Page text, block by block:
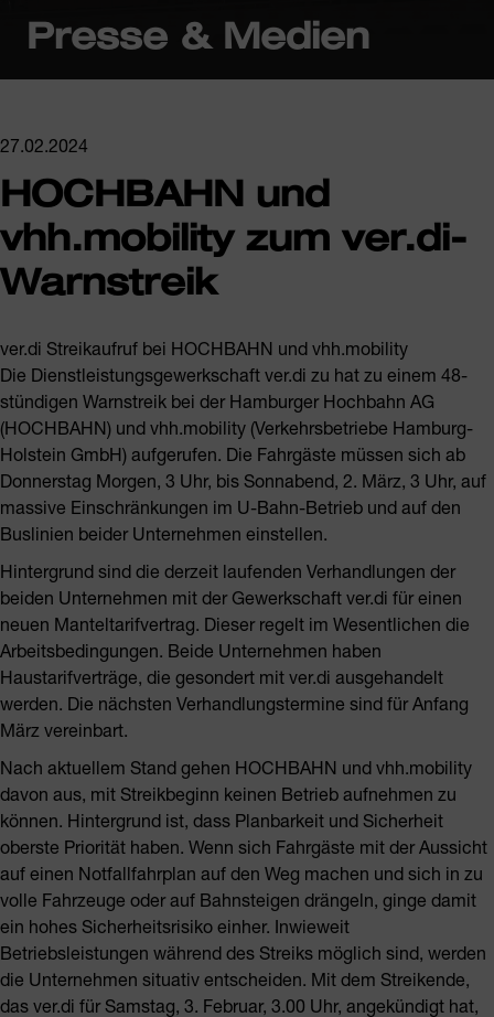
Presse & Medien
27.02.2024
HOCHBAHN und
vhh.mobility zum ver.di-
Warnstreik
ver.di Streikaufruf bei HOCHBAHN und vhh.mobility
Die Dienstleistungsgewerkschaft ver.di zu hat zu einem 48-
stündigen Warnstreik bei der Hamburger Hochbahn AG
(HOCHBAHN) und vhh.mobility (Verkehrsbetriebe Hamburg-
Holstein GmbH) aufgerufen. Die Fahrgäste müssen sich ab
Donnerstag Morgen, 3 Uhr, bis Sonnabend, 2. März, 3 Uhr, auf
massive Einschränkungen im U-Bahn-Betrieb und auf den
Buslinien beider Unternehmen einstellen.
Hintergrund sind die derzeit laufenden Verhandlungen der
beiden Unternehmen mit der Gewerkschaft ver.di für einen
neuen Manteltarifvertrag. Dieser regelt im Wesentlichen die
Arbeitsbedingungen. Beide Unternehmen haben
Haustarifverträge, die gesondert mit ver.di ausgehandelt
werden. Die nächsten Verhandlungstermine sind für Anfang
März vereinbart.
Nach aktuellem Stand gehen HOCHBAHN und vhh.mobility
davon aus, mit Streikbeginn keinen Betrieb aufnehmen zu
können. Hintergrund ist, dass Planbarkeit und Sicherheit
oberste Priorität haben. Wenn sich Fahrgäste mit der Aussicht
auf einen Notfallfahrplan auf den Weg machen und sich in zu
volle Fahrzeuge oder auf Bahnsteigen drängeln, ginge damit
ein hohes Sicherheitsrisiko einher. Inwieweit
Betriebsleistungen während des Streiks möglich sind, werden
die Unternehmen situativ entscheiden. Mit dem Streikende,
das ver.di für Samstag, 3. Februar, 3.00 Uhr, angekündigt hat,